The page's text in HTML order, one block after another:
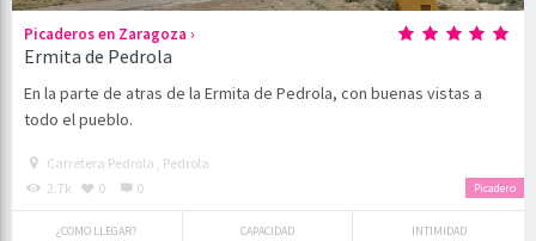
Picaderos en Zaragoza ›
Ermita de Pedrola
En la parte de atras de la Ermita de Pedrola, con buenas vistas a
todo el pueblo.
Picadero
Carretera Pedrola , Pedrola
2.7k
0 0
¿COMO LLEGAR? CAPACIDAD INTIMIDAD